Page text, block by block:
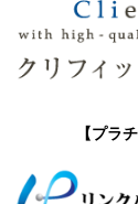
【プラ